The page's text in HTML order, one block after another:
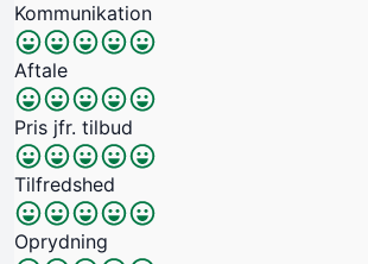
Kommunikation
Aftale
Pris jfr. tilbud
Tilfredshed
Oprydning